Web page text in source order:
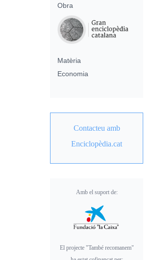
Obra
Matèria
Economia
Contacteu amb
Enciclopèdia.cat
Amb el suport de:
El projecte "També recomanem"